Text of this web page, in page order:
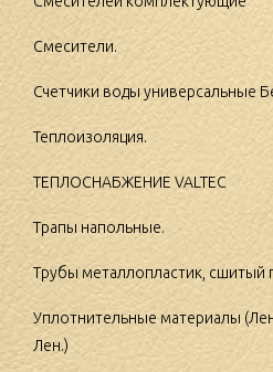
Смесители.
Счетчики воды универсальные
Теплоизоляция.
ТЕПЛОСНАБЖЕНИЕ VALTEC
Трапы напольные.
Трубы металлопластик, сшитый
Уплотнительные материалы
Лен.)